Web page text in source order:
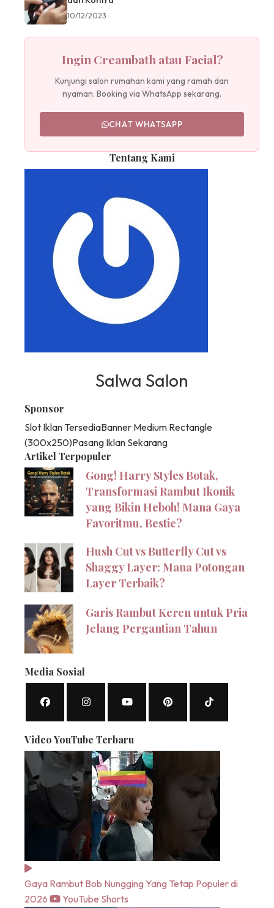
10/12/2023
Ingin Creambath atau Facial?
Kunjungi salon rumahan kami yang ramah dan
nyaman. Booking via WhatsApp sekarang.
CHAT WHATSAPP
Tentang Kami
Salwa Salon
Sponsor
Slot Iklan TersediaBanner Medium Rectangle
(300x250)Pasang Iklan Sekarang
Artikel Terpopuler
Gong! Harry Styles Botak,
Transformasi Rambut Ikonik
yang Bikin Heboh! Mana Gaya
Favoritmu, Bestie?
Hush Cut vs Butterfly Cut vs
Shaggy Layer: Mana Potongan
Layer Terbaik?
Garis Rambut Keren untuk Pria
Jelang Pergantian Tahun
Media Sosial
Video YouTube Terbaru
Gaya Rambut Bob Nungging Yang Tetap Populer di
2026
YouTube Shorts